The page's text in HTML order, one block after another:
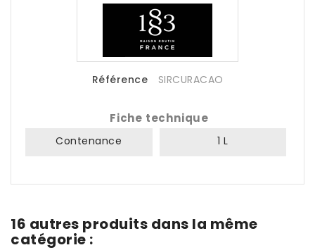
Référence SIRCURACAO
Fiche technique
Contenance 1 L
16 autres produits dans la même
catégorie :